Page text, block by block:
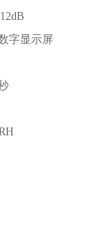
字显示屏